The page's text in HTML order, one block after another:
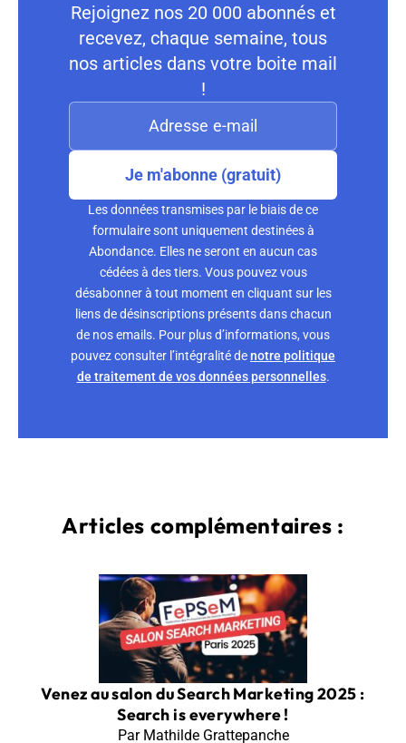
Rejoignez nos 20 000 abonnés et
recevez, chaque semaine, tous
nos articles dans votre boite mail
!
Je m'abonne (gratuit)
Les données transmises par le biais de ce
formulaire sont uniquement destinées à
Abondance. Elles ne seront en aucun cas
cédées à des tiers. Vous pouvez vous
désabonner à tout moment en cliquant sur les
liens de désinscriptions présents dans chacun
de nos emails. Pour plus d’informations, vous
pouvez consulter l’intégralité denotre politique
de traitement de vos données personnelles.
Articles complémentaires :
Venez au salon du Search Marketing 2025 :
Search is everywhere !
Par Mathilde Grattepanche